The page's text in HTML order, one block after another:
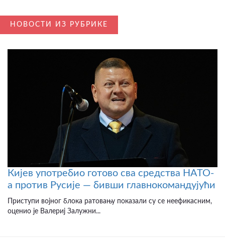
НОВОСТИ ИЗ РУБРИКЕ
Кијев употребио готово сва средства НАТО-
а против Русије — бивши главнокомандујући
Приступи војног блока ратовању показали су се неефикасним,
оценио је Валериј Залужни...